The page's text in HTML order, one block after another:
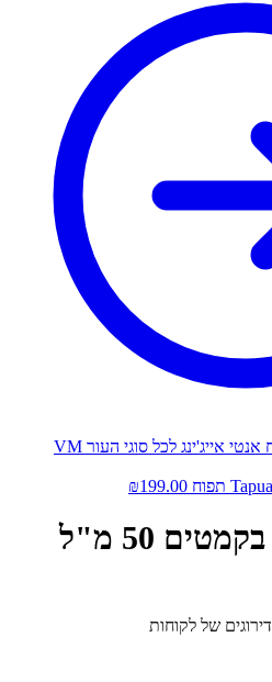
₪199.00
קרם הזנה וטיפול בקמטים 50 מ"ל
דירוגים של לקוחות